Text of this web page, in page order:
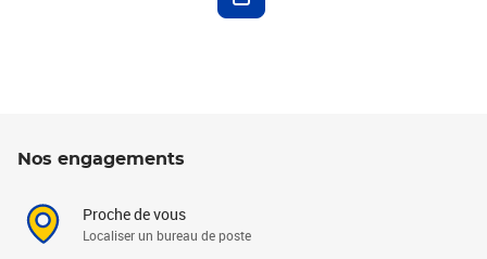
Nos engagements
Proche de vous
Localiser un bureau de poste